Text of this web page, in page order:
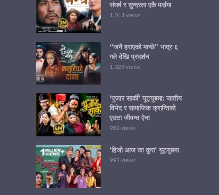
संघर्ष र सुन्दरता एकै पर्दामा
1,011 views
“जनै हराएको मान्छे” भाद्र ६
गते देखि प्रदर्शन
1,029 views
‘पुजार सार्की’ युट्युबमा: जातीय
विभेद र सामाजिक क्रान्तिको
एउटा जीवन्त ऐना
982 views
‘हिजो आज का कुरा’ युट्युबमा
992 views